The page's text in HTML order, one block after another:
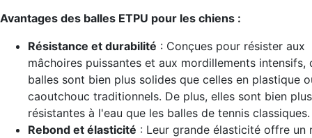
Avantages des balles ETPU pour les chiens :
Résistance et durabilité : Conçues pour résister aux
mâchoires puissantes et aux mordillements intensifs,
balles sont bien plus solides que celles en plastique
caoutchouc traditionnels. De plus, elles sont bien plus
résistantes à l'eau que les balles de tennis classiques.
Rebond et élasticité : Leur grande élasticité offre un